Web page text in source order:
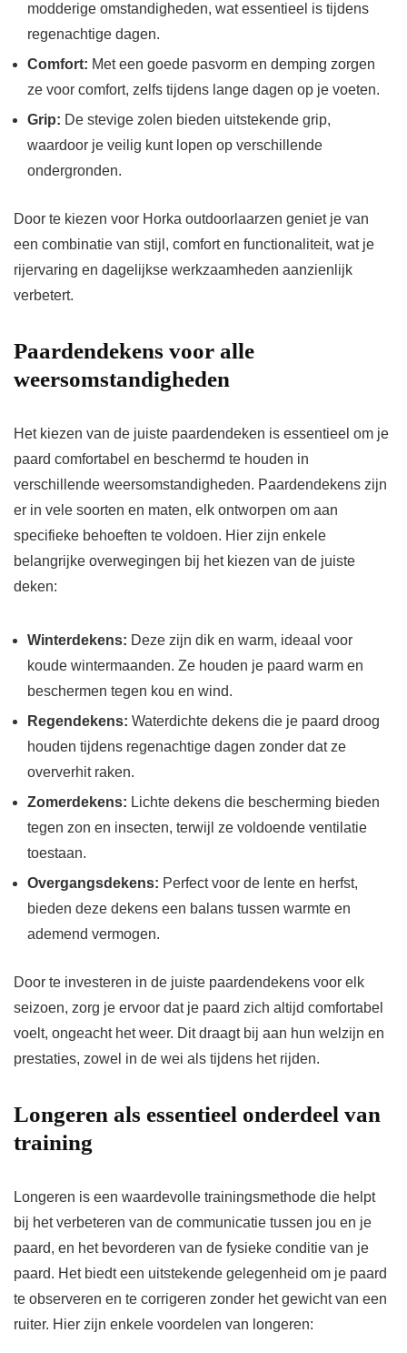
modderige omstandigheden, wat essentieel is tijdens
regenachtige dagen.
Comfort: Met een goede pasvorm en demping zorgen
ze voor comfort, zelfs tijdens lange dagen op je voeten.
Grip: De stevige zolen bieden uitstekende grip,
waardoor je veilig kunt lopen op verschillende
ondergronden.
Door te kiezen voor Horka outdoorlaarzen geniet je van
een combinatie van stijl, comfort en functionaliteit, wat je
rijervaring en dagelijkse werkzaamheden aanzienlijk
verbetert.
Paardendekens voor alle
weersomstandigheden
Het kiezen van de juiste paardendeken is essentieel om je
paard comfortabel en beschermd te houden in
verschillende weersomstandigheden. Paardendekens zijn
er in vele soorten en maten, elk ontworpen om aan
specifieke behoeften te voldoen. Hier zijn enkele
belangrijke overwegingen bij het kiezen van de juiste
deken:
Winterdekens: Deze zijn dik en warm, ideaal voor
koude wintermaanden. Ze houden je paard warm en
beschermen tegen kou en wind.
Regendekens: Waterdichte dekens die je paard droog
houden tijdens regenachtige dagen zonder dat ze
oververhit raken.
Zomerdekens: Lichte dekens die bescherming bieden
tegen zon en insecten, terwijl ze voldoende ventilatie
toestaan.
Overgangsdekens: Perfect voor de lente en herfst,
bieden deze dekens een balans tussen warmte en
ademend vermogen.
Door te investeren in de juiste paardendekens voor elk
seizoen, zorg je ervoor dat je paard zich altijd comfortabel
voelt, ongeacht het weer. Dit draagt bij aan hun welzijn en
prestaties, zowel in de wei als tijdens het rijden.
Longeren als essentieel onderdeel van
training
Longeren is een waardevolle trainingsmethode die helpt
bij het verbeteren van de communicatie tussen jou en je
paard, en het bevorderen van de fysieke conditie van je
paard. Het biedt een uitstekende gelegenheid om je paard
te observeren en te corrigeren zonder het gewicht van een
ruiter. Hier zijn enkele voordelen van longeren: